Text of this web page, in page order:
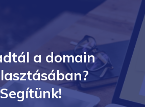
a domain
Segítünk!